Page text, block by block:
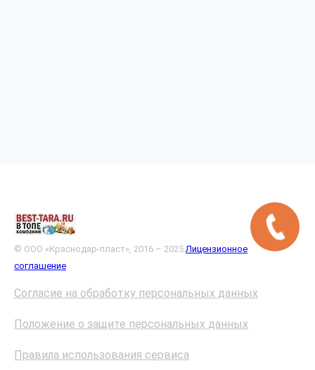
© ООО «Краснодар-пласт», 2016 – 2025 Лицензионное
соглашение
Согласие на обработку персональных данных
Положение о защите персональных данных
Правила использования сервиса